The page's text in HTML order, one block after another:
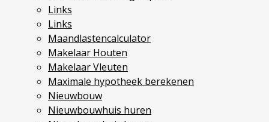
Vestigingen
Vestiging Nieuwegein
Vestiging Houten
Vestiging Vleuten-De Meern en Leidsche Rijn
Vestiging Utrecht
Links
Links
Maandlastencalculator
Makelaar Houten
Makelaar Vleuten
Maximale hypotheek berekenen
Nieuwbouw
Nieuwbouwhuis huren